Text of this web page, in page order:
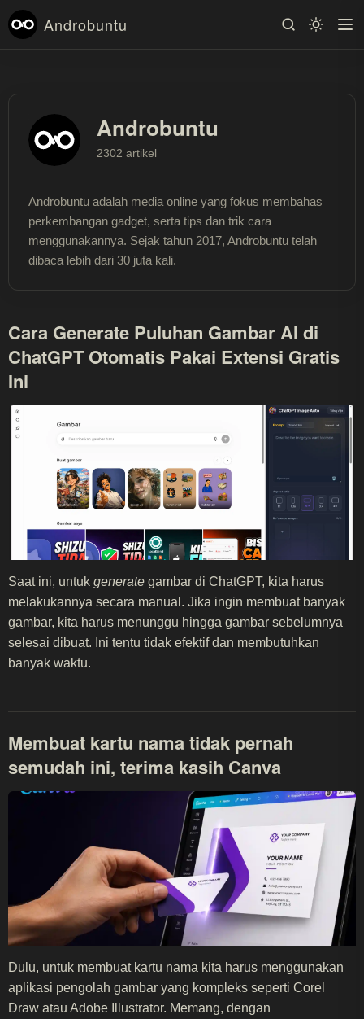
Androbuntu
Androbuntu
2302 artikel
Androbuntu adalah media online yang fokus membahas
perkembangan gadget, serta tips dan trik cara
menggunakannya. Sejak tahun 2017, Androbuntu telah
dibaca lebih dari 30 juta kali.
Cara Generate Puluhan Gambar AI di
ChatGPT Otomatis Pakai Extensi Gratis
Ini
Saat ini, untuk generate gambar di ChatGPT, kita harus
melakukannya secara manual. Jika ingin membuat banyak
gambar, kita harus menunggu hingga gambar sebelumnya
selesai dibuat. Ini tentu tidak efektif dan membutuhkan
banyak waktu.
Membuat kartu nama tidak pernah
semudah ini, terima kasih Canva
Dulu, untuk membuat kartu nama kita harus menggunakan
aplikasi pengolah gambar yang kompleks seperti Corel
Draw atau Adobe Illustrator. Memang, dengan